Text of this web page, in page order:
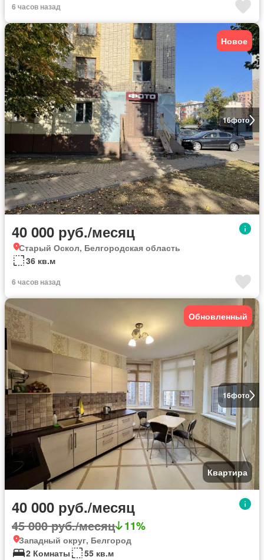
6 часов назад
16фото
Новое
40 000 руб./месяц
Старый Оскол, Белгородская область
36 кв.м
6 часов назад
16фото
Обновленный
Квартира
40 000 руб./месяц
45 000 руб./месяц 11%
Западный округ, Белгород
2 Комнаты
55 кв.м